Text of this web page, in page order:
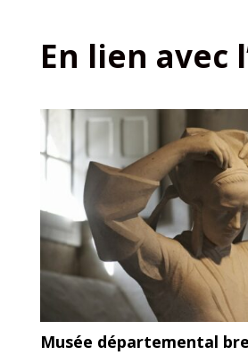
En lien avec
Musée départemental